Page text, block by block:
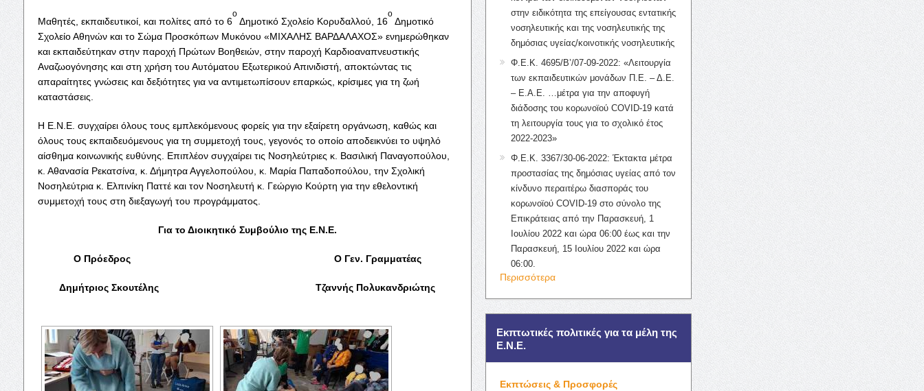
Μαθητές, εκπαιδευτικοί, και πολίτες από το 6
ο
Δημοτικό Σχολείο Κορυδαλλού, 16
ο
Δημοτικό
Σχολείο Αθηνών και το Σώμα Προσκόπων Μυκόνου «ΜΙΧΑΛΗΣ ΒΑΡΔΑΛΑΧΟΣ» ενημερώθηκαν
και εκπαιδεύτηκαν στην παροχή Πρώτων Βοηθειών, στην παροχή Καρδιοαναπνευστικής
Αναζωογόνησης και στη χρήση του Αυτόματου Εξωτερικού Απινιδιστή, αποκτώντας τις
απαραίτητες γνώσεις και δεξιότητες για να αντιμετωπίσουν επαρκώς, κρίσιμες για τη ζωή
καταστάσεις.
Η Ε.Ν.Ε. συγχαίρει όλους τους εμπλεκόμενους φορείς για την εξαίρετη οργάνωση, καθώς και
όλους τους εκπαιδευόμενους για τη συμμετοχή τους, γεγονός το οποίο αποδεικνύει το υψηλό
αίσθημα κοινωνικής ευθύνης. Επιπλέον συγχαίρει τις Νοσηλεύτριες κ. Βασιλική Παναγοπούλου,
κ. Αθανασία Ρεκατσίνα, κ. Δήμητρα Αγγελοπούλου, κ. Μαρία Παπαδοπούλου, την Σχολική
Νοσηλεύτρια κ. Ελπινίκη Παττέ και τον Νοσηλευτή κ. Γεώργιο Κούρτη για την εθελοντική
συμμετοχή τους στη διεξαγωγή του προγράμματος.
Για το Διοικητικό Συμβούλιο της Ε.Ν.Ε.
Ο Πρόεδρος Ο Γεν. Γραμματέας
Δημήτριος Σκουτέλης Τζαννής Πολυκανδριώτης
στην ειδικότητα της επείγουσας εντατικής
νοσηλευτικής και της νοσηλευτικής της
δημόσιας υγείας/κοινοτικής νοσηλευτικής
Φ.Ε.Κ. 4695/Β’/07-09-2022: «Λειτουργία
των εκπαιδευτικών μονάδων Π.Ε. – Δ.Ε.
– Ε.Α.Ε. …μέτρα για την αποφυγή
διάδοσης του κορωνοϊού COVID-19 κατά
τη λειτουργία τους για το σχολικό έτος
2022-2023»
Φ.Ε.Κ. 3367/30-06-2022: Έκτακτα μέτρα
προστασίας της δημόσιας υγείας από τον
κίνδυνο περαιτέρω διασποράς του
κορωνοϊού COVID-19 στο σύνολο της
Επικράτειας από την Παρασκευή, 1
Ιουλίου 2022 και ώρα 06:00 έως και την
Παρασκευή, 15 Ιουλίου 2022 και ώρα
06:00.
Περισσότερα
Εκπτωτικές πολιτικές για τα μέλη της
Ε.Ν.Ε.
Εκπτώσεις & Προσφορές